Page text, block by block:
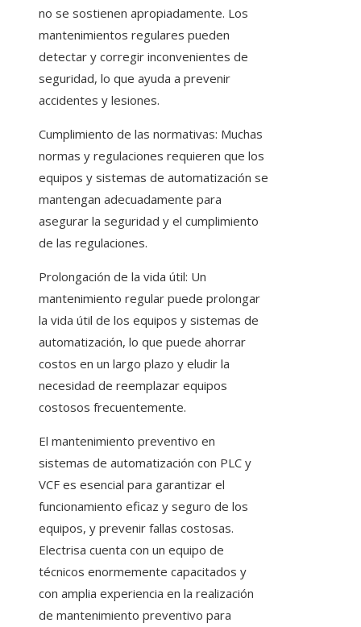
no se sostienen apropiadamente. Los
mantenimientos regulares pueden
detectar y corregir inconvenientes de
seguridad, lo que ayuda a prevenir
accidentes y lesiones.
Cumplimiento de las normativas: Muchas
normas y regulaciones requieren que los
equipos y sistemas de automatización se
mantengan adecuadamente para
asegurar la seguridad y el cumplimiento
de las regulaciones.
Prolongación de la vida útil: Un
mantenimiento regular puede prolongar
la vida útil de los equipos y sistemas de
automatización, lo que puede ahorrar
costos en un largo plazo y eludir la
necesidad de reemplazar equipos
costosos frecuentemente.
El mantenimiento preventivo en
sistemas de automatización con PLC y
VCF es esencial para garantizar el
funcionamiento eficaz y seguro de los
equipos, y prevenir fallas costosas.
Electrisa cuenta con un equipo de
técnicos enormemente capacitados y
con amplia experiencia en la realización
de mantenimiento preventivo para